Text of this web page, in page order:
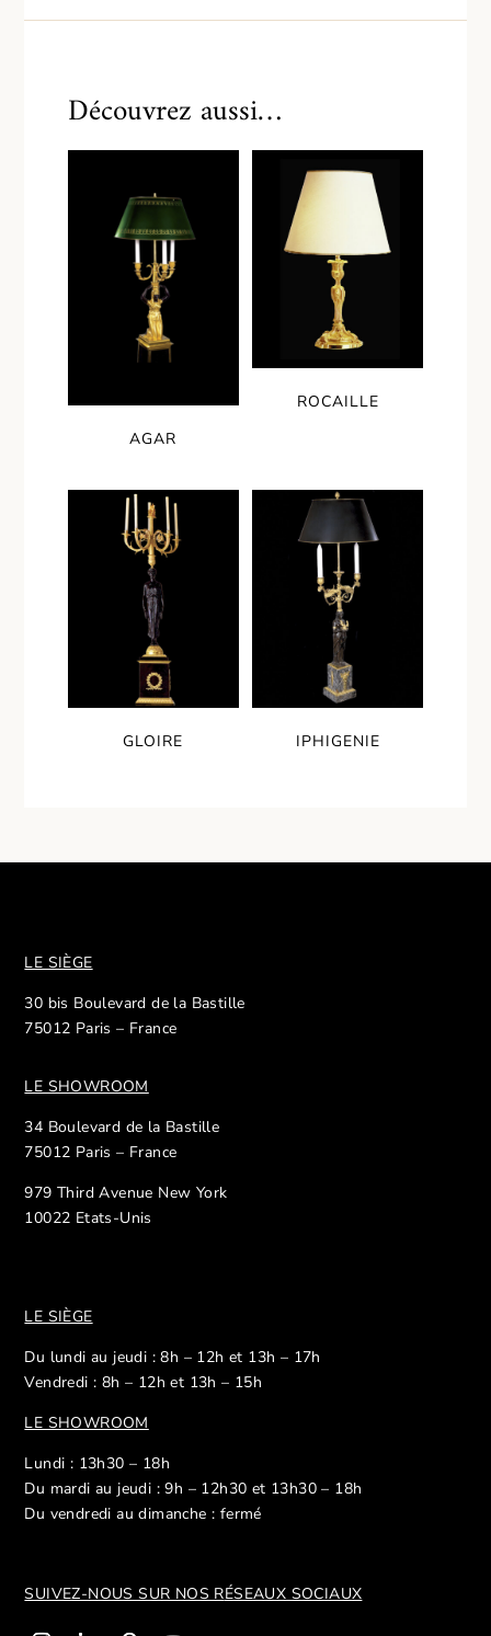
Découvrez aussi…
AGAR
ROCAILLE
GLOIRE IPHIGENIE
LE SIÈGE
30 bis Boulevard de la Bastille
75012 Paris – France
LE SHOWROOM
34 Boulevard de la Bastille
75012 Paris – France
979 Third Avenue New York
10022 Etats-Unis
LE SIÈGE
Du lundi au jeudi : 8h – 12h et 13h – 17h
Vendredi : 8h – 12h et 13h – 15h
LE SHOWROOM
Lundi : 13h30 – 18h
Du mardi au jeudi : 9h – 12h30 et 13h30 – 18h
Du vendredi au dimanche : fermé
SUIVEZ-NOUS SUR NOS RÉSEAUX SOCIAUX